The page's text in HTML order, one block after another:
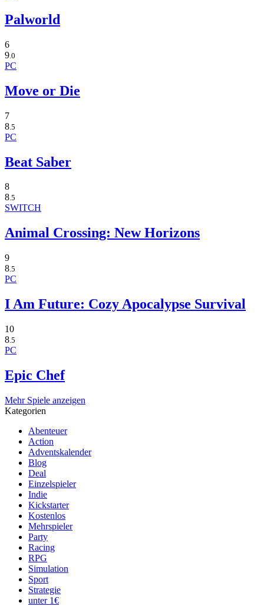
Palworld
6
9 .0
PC
Move or Die
7
8 .5
PC
Beat Saber
8
8.5
SWITCH
Animal Crossing: New Horizons
9
8.5
PC
I Am Future: Cozy Apocalypse Survival
10
8.5
PC
Epic Chef
Mehr Spiele anzeigen
Kategorien
Abenteuer
Action
Adventskalender
Blog
Deal
Einzelspieler
Indie
Kickstarter
Kostenlos
Mehrspieler
Party
Racing
RPG
Simulation
Sport
Strategie
unter 1€